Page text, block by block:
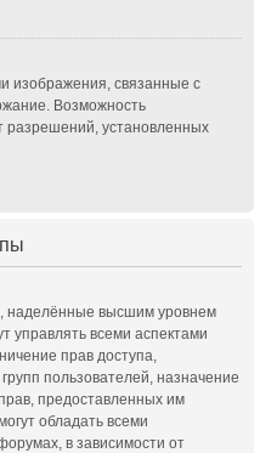
изображения, связанные с
Возможность
разрешений, установленных
наделённые высшим уровнем
управлять всеми аспектами
прав доступа,
пользователей, назначение
предоставленных им
обладать всеми
в зависимости от